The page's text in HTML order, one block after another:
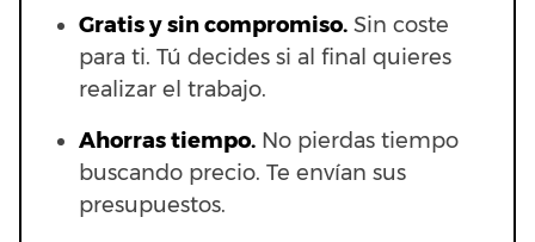
Gratis y sin compromiso. Sin coste
para ti. Tú decides si al final quieres
realizar el trabajo.
Ahorras tiempo. No pierdas tiempo
buscando precio. Te envían sus
presupuestos.